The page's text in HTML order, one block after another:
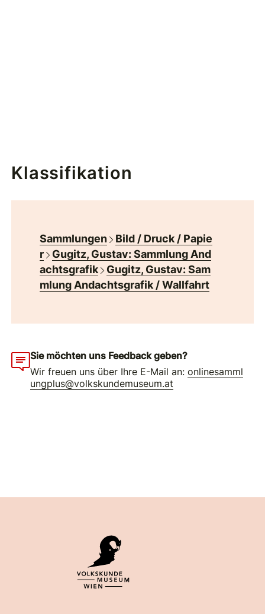
Klassifikation
Sammlungen
Bild / Druck / Papie
r
Gugitz, Gustav: Sammlung And
achtsgrafik
Gugitz, Gustav: Sam
mlung Andachtsgrafik / Wallfahrt
Sie möchten uns Feedback geben?
Wir freuen uns über Ihre E-Mail an:onlinesamml
ungplus@volkskundemuseum.at